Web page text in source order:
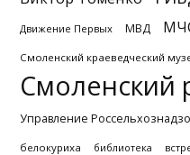
Движение Первых МВД
Смоленский краеведческий
Смоленский
Управление
белокуриха библиотека